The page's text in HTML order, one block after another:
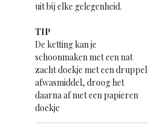
uit bij elke gelegenheid.
TIP
De ketting kan je
schoonmaken met een nat
zacht doekje met een druppel
afwasmiddel, droog het
daarna af met een papieren
doekje